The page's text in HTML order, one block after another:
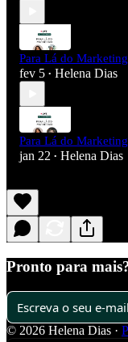
Para Lá do
fev 5 • Helena Dias
Para Lá do
jan 22 • Helena Dias
Pronto para
© 2026 Helena Dias ·